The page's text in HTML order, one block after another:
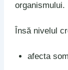
organismului.
Însă nivelul
afecta